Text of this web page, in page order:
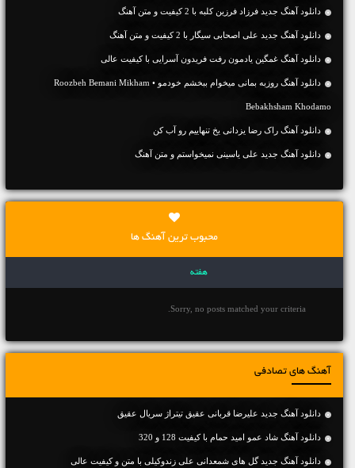
دانلود آهنگ جديد فرزاد فرزین کلبه با 2 کیفیت و متن آهنگ
دانلود آهنگ جديد علی اصحابی سیگار با 2 کیفیت و متن آهنگ
دانلود آهنگ غمگین یادمون رفت فریدون آسرایی با کیفیت عالی
دانلود آهنگ روزبه بمانی میخوام ببخشم خودمو • Roozbeh Bemani Mikham
Bebakhsham Khodamo
دانلود آهنگ راک رضا یزدانی یخ تنهاییم رو آب کن
دانلود آهنگ جديد علی یاسینی نمیخواستم و متن آهنگ
محبوب ترین آهنگ ها
هفته
Sorry, no posts matched your criteria.
آهنگ های تصادفی
دانلود آهنگ جدید علیرضا قربانی عقیق تیتراژ سریال عقیق
دانلود آهنگ شاد عمو امید حمام با کیفیت 128 و 320
دانلود آهنگ جديد گل های شمعدانی علی زندوکیلی با متن و کیفیت عالی